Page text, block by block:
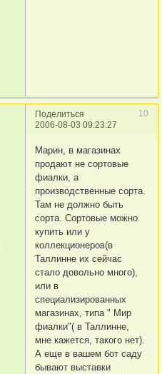
Поделиться
10
2006-08-03 09:23:27
Марин, в магазинах
продают не сортовые
фиалки, а
производственные сорта.
Там не должно быть
сорта. Сортовые можно
купить или у
коллекционеров(в
Таллинне их сейчас
стало довольно много),
или в
специализированных
магазинах, типа " Мир
фиалки"( в Таллинне,
мне кажется, такого нет).
А еще в вашем бот саду
бывают выставки